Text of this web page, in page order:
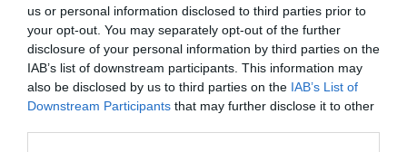
us or personal information disclosed to third parties prior to
your opt-out. You may separately opt-out of the further
disclosure of your personal information by third parties on the
IAB’s list of downstream participants. This information may
also be disclosed by us to third parties on the IAB’s List of
Downstream Participants that may further disclose it to other